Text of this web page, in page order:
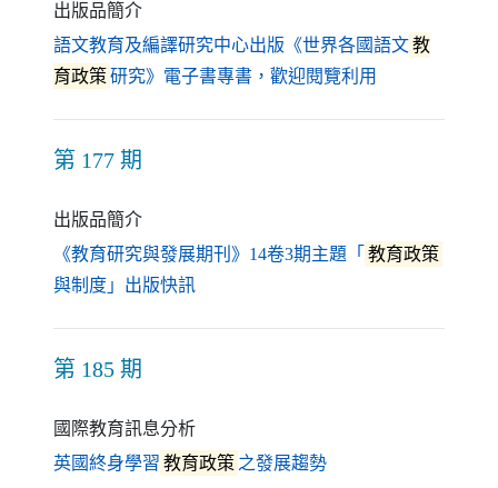
出版品簡介
語文教育及編譯研究中心出版《世界各國語文教
育政策 研究》電子書專書，歡迎閱覽利用
第 177 期
出版品簡介
《教育研究與發展期刊》14卷3期主題「 教育政策
與制度」出版快訊
第 185 期
國際教育訊息分析
英國終身學習 教育政策 之發展趨勢（另開新視窗）